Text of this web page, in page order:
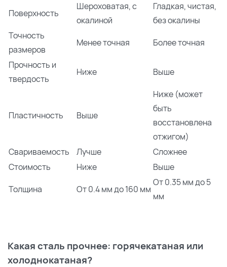
Поверхность
Шероховатая, с
окалиной
Гладкая, чистая,
без окалины
Точность
размеров
Менее точная
Более точная
Прочность и
твердость
Ниже Выше
Пластичность Выше
Ниже (может
быть
восстановлена
отжигом)
Свариваемость
Лучше
Сложнее
Стоимость
Ниже
Выше
Толщина
От 0.4 мм до 160 мм
От 0.35 мм до 5
мм
Какая сталь прочнее: горячекатаная или
холоднокатаная?
По каталогу По сайту